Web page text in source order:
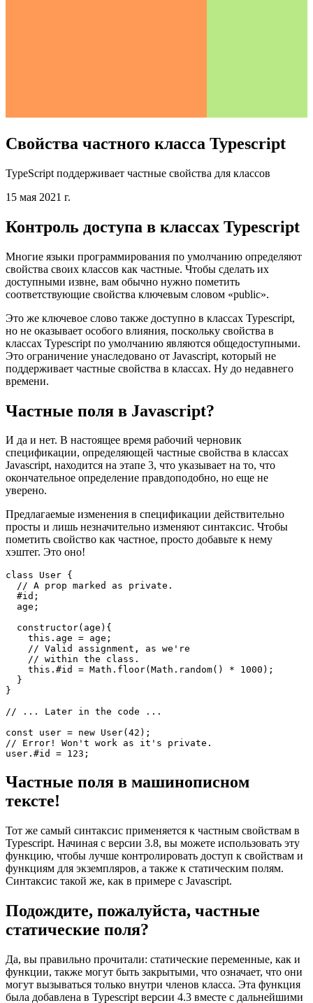
Свойства частного класса Typescript
TypeScript поддерживает частные свойства для классов
Контроль доступа в классах Typescript
свойства своих классов как частные. Чтобы сделать их
доступными извне, вам обычно нужно пометить
соответствующие свойства ключевым словом «public».
Это же ключевое слово также доступно в классах Typescript,
но не оказывает особого влияния, поскольку свойства в
Это ограничение унаследовано от Javascript, который не
поддерживает частные свойства в классах. Ну до недавнего
Частные поля в Javascript?
И да и нет. В настоящее время рабочий черновик
Javascript, находится на этапе 3, что указывает на то, что
окончательное определение правдоподобно, но еще не
уверено.
просты и лишь незначительно изменяют синтаксис. Чтобы
пометить свойство как частное, просто добавьте к нему
хэштег. Это оно!
class User {
  // A prop marked as private.
  #id;
  age;
  constructor(age){
    this.age = age;
    // within the class.
  }
}
const user = new User(42);
// Error! Won't work as it's private.
Частные поля в машинописном
тексте!
Тот же самый синтаксис применяется к частным свойствам в
функцию, чтобы лучше контролировать доступ к свойствам и
функциям для экземпляров, а также к статическим полям.
Синтаксис такой же, как в примере с Javascript.
Подождите, пожалуйста, частные
статические поля?